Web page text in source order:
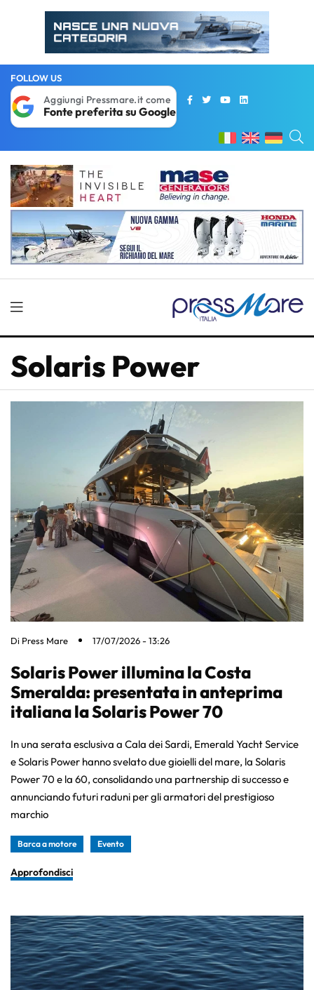
FOLLOW US
Aggiungi Pressmare.it come
Fonte preferita su Google
Solaris Power
Di Press Mare 17/07/2026 - 13:26
Solaris Power illumina la Costa
Smeralda: presentata in anteprima
italiana la Solaris Power 70
In una serata esclusiva a Cala dei Sardi, Emerald Yacht Service
e Solaris Power hanno svelato due gioielli del mare, la Solaris
Power 70 e la 60, consolidando una partnership di successo e
annunciando futuri raduni per gli armatori del prestigioso
marchio
Barca a motore Evento
Approfondisci